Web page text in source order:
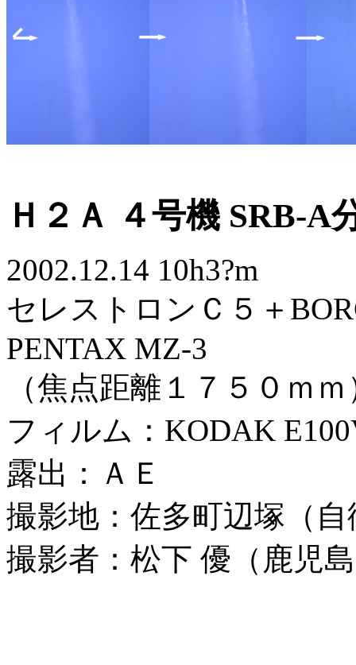
Ｈ２Ａ ４号機 SRB-A
2002.12.14 10h3?m
セレストロンＣ５＋
PENTAX MZ-3
（焦点距離１７５０ｍｍ
フィルム：KODAK
露出：ＡＥ
撮影地：佐多町辺塚（
撮影者：松下 優（鹿児